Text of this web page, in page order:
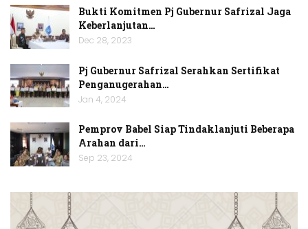
Bukti Komitmen Pj Gubernur Safrizal Jaga
Keberlanjutan…
Dec 28, 2023
Pj Gubernur Safrizal Serahkan Sertifikat
Penganugerahan…
Jan 4, 2024
Pemprov Babel Siap Tindaklanjuti Beberapa
Arahan dari…
Sep 23, 2024